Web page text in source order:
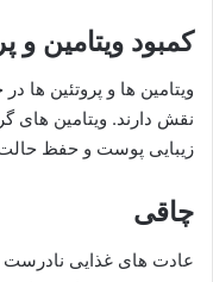
کمبود ویتامین و
ویتامین ها و پروتئین ها
نقش دارند. ویتامین های
زیبایی پوست و حفظ
چاقی
عادت های غذایی نادرست